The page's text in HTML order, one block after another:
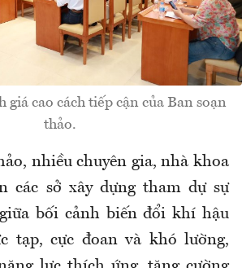
giá cao cách tiếp cận của Ban soạn
thảo.
nhiều chuyên gia, nhà khoa
các sở xây dựng tham dự sự
bối cảnh biến đổi khí hậu
tạp, cực đoan và khó lường,